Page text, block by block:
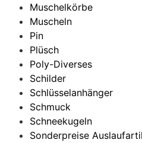
Muschelkörbe
Muscheln
Pin
Plüsch
Poly-Diverses
Schilder
Schlüsselanhänger
Schmuck
Schneekugeln
Sonderpreise